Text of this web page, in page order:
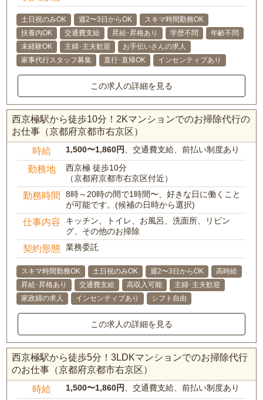
土日祝のみOK 週2〜3日からOK
スキマ時間勤務OK
扶養内OK
交通費支給 昇給･昇格あり 学歴不問
年齢不問
未経験OK
主婦･主夫歓迎
お手伝いさんの求人
家事代行スタッフ募集
直行･直帰OK インセンティブあり
この求人の詳細を見る
西京極駅から徒歩10分！2Kマンションでのお掃除代行の
お仕事（京都府京都市右京区）
時給 1,500〜1,860円 、交通費支給、前払い制度あり
勤務地
西京極 徒歩10分
（京都府京都市右京区付近）
勤務時間
8時～20時の間で1時間〜、好きな日に働くこと
が可能です。(候補の日時から選択)
仕事内容
キッチン、トイレ、お風呂、洗面所、リビン
グ、その他のお掃除
契約形態 業務委託
スキマ時間勤務OK 土日祝のみOK 週2〜3日からOK
高時給
昇給･昇格あり
交通費支給 高収入可能
主婦･主夫歓迎
家政婦の求人
インセンティブあり シフト自由
この求人の詳細を見る
西京極駅から徒歩5分！3LDKマンションでのお掃除代行
のお仕事（京都府京都市右京区）
時給 1,500〜1,860円 、交通費支給、前払い制度あり